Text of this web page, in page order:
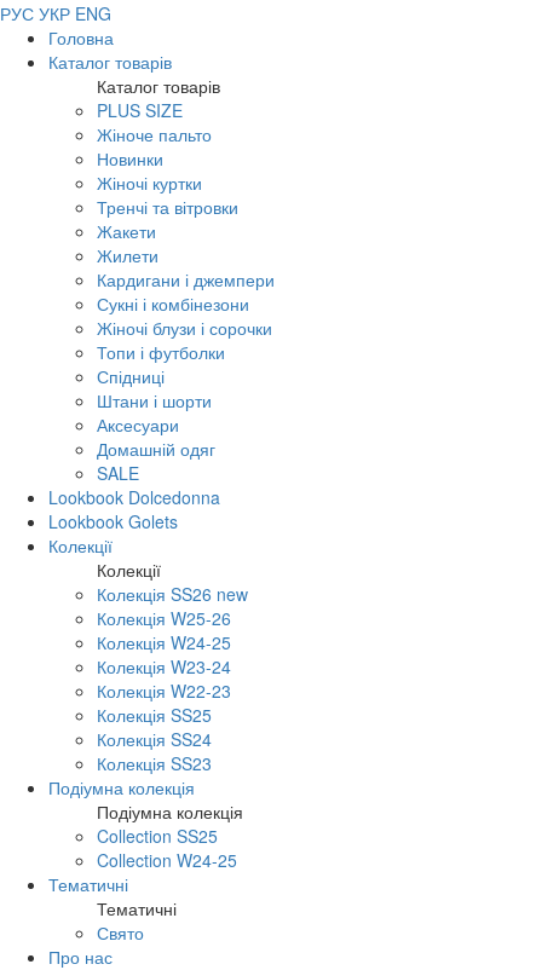
РУС УКР ENG
Головна
Каталог товарів
Каталог товарів
PLUS SIZE
Жіноче пальто
Новинки
Жіночі куртки
Тренчі та вітровки
Жакети
Жилети
Кардигани і джемпери
Сукні і комбінезони
Жіночі блузи і сорочки
Топи і футболки
Спідниці
Штани і шорти
Аксесуари
Домашній одяг
SALE
Lookbook Dolcedonna
Lookbook Golets
Колекції
Колекції
Колекція SS26 new
Колекція W25-26
Колекція W24-25
Колекція W23-24
Колекція W22-23
Колекція SS25
Колекція SS24
Колекція SS23
Подіумна колекція
Подіумна колекція
Collection SS25
Collection W24-25
Тематичні
Тематичні
Свято
Про нас